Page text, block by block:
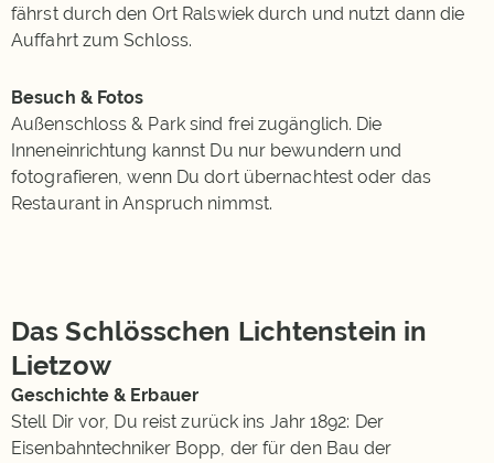
fährst durch den Ort Ralswiek durch und nutzt dann die
Auffahrt zum Schloss.
Besuch & Fotos
Außenschloss & Park sind frei zugänglich. Die
Inneneinrichtung kannst Du nur bewundern und
fotografieren, wenn Du dort übernachtest oder das
Restaurant in Anspruch nimmst.
Das Schlösschen Lichtenstein in
Lietzow
Geschichte & Erbauer
Stell Dir vor, Du reist zurück ins Jahr 1892: Der
Eisenbahntechniker Bopp, der für den Bau der